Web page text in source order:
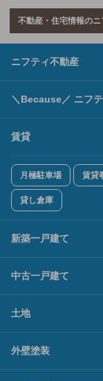
不動産・住宅情報の
ニフティ不動産
＼Because／ ニフ
賃貸
月極駐車場 賃貸
貸し倉庫
新築一戸建て
中古一戸建て
土地
外壁塗装